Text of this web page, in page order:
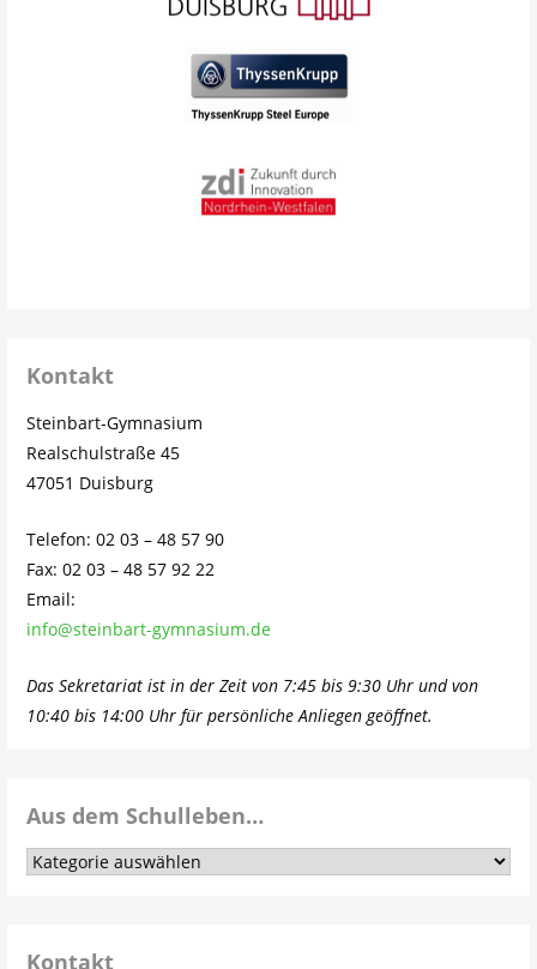
Kontakt
Steinbart-Gymnasium
Realschulstraße 45
47051 Duisburg
Telefon: 02 03 – 48 57 90
Fax: 02 03 – 48 57 92 22
Email:
info@steinbart-gymnasium.de
Das Sekretariat ist in der Zeit von 7:45 bis 9:30 Uhr und von
10:40 bis 14:00 Uhr für persönliche Anliegen geöffnet.
Aus dem Schulleben…
Aus
Kontakt